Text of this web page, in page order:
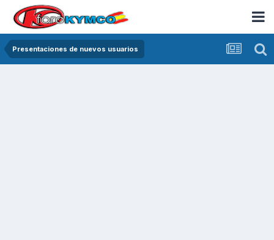
Presentaciones de nuevos usuarios